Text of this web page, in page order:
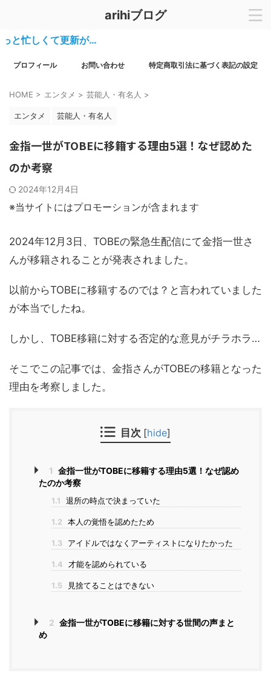
arihiブログ
しくて更新が…
プロフィール お問い合わせ 特定商取引法に基づく表記の設定
HOME > エンタメ > 芸能人・有名人 >
エンタメ 芸能人・有名人
金指一世がTOBEに移籍する理由5選！なぜ認めた
のか考察
2024年12月4日
※当サイトにはプロモーションが含まれます
2024年12月3日、TOBEの緊急生配信にて金指一世さ
んが移籍されることが発表されました。
以前からTOBEに移籍するのでは？と言われていました
が本当でしたね。
しかし、TOBE移籍に対する否定的な意見がチラホラ…
そこでこの記事では、金指さんがTOBEの移籍となった
理由を考察しました。
目次 [hide]
1 金指一世がTOBEに移籍する理由5選！なぜ認め
たのか考察
1.1 退所の時点で決まっていた
1.2 本人の覚悟を認めたため
1.3 アイドルではなくアーティストになりたかった
1.4 才能を認められている
1.5 見捨てることはできない
2 金指一世がTOBEに移籍に対する世間の声まと
め